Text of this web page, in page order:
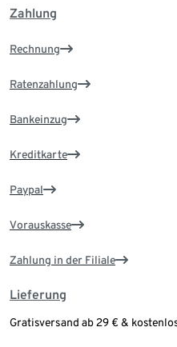
Zahlung
Rechnung
Ratenzahlung
Bankeinzug
Kreditkarte
Paypal
Vorauskasse
Zahlung in der Filiale
Lieferung
Gratisversand ab 29 € &